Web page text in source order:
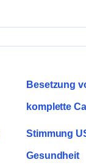
Besetzung
komplette
Stimmung
Gesundheit